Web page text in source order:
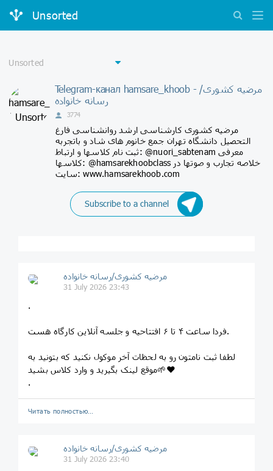
Unsorted
Telegram-канал hamsare_khoob - مرضیه کشوری/
رسانه خانواده
3774
مرضیه کشوری کارشناسی ارشد روانشناسی فارغ
التحصیل دانشگاه تهران جمع خانوم های شاد و باتجربه
ثبت نام کلاسها و ارتباط: @nuori_sabtenam معرفی
کلاسها: @hamsarekhoobclass خلاصه تجارب و صوتها در
سایت: www.hamsarekhoob.com
Subscribe to a channel
مرضیه کشوری/رسانه خانواده
31 July 2026 23:43
‌.
فردا ساعت ۴ تا ۶ افتتاحیه و جلسه آنلاین کارگاه هست.
لطفا ثبت نامتون رو به لحظات آخر موکول نکنید که بتونید به
موقع لینک بگیرید و وارد کلاس بشید🌱❤️
.
Читать полностью…
مرضیه کشوری/رسانه خانواده
31 July 2026 23:40